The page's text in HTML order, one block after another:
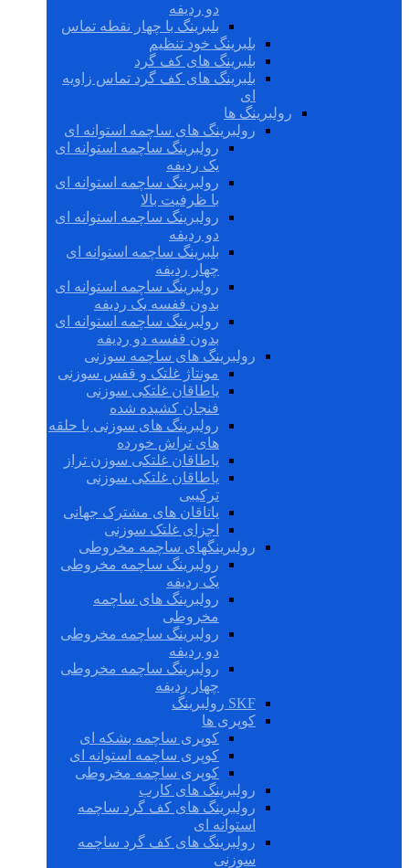
دو ردیفه
بلبرینگ با چهار نقطه تماس
بلبرینگ خود تنظیم
بلبرینگ های کف گرد
بلبرینگ های کف گرد تماس زاویه
ای
رولبرینگ ها
رولبرینگ های ساچمه استوانه ای
رولبرینگ ساچمه استوانه ای
یک ردیفه
رولبرینگ ساچمه استوانه ای
با ظرفیت بالا
رولبرینگ ساچمه استوانه ای
دو ردیفه
بلبرینگ ساچمه استوانه ای
چهار ردیفه
رولبرینگ ساچمه استوانه ای
بدون قفسه یک ردیفه
رولبرینگ ساچمه استوانه ای
بدون قفسه دو ردیفه
رولبرینگ های ساچمه سوزنی
مونتاژ غلتک و قفس سوزنی
یاطاقان غلتکی سوزنی
فنجان کشیده شده
رولبرینگ های سوزنی با حلقه
های تراش خورده
یاطاقان غلتکی سوزن تراز
یاطاقان غلتکی سوزنی
ترکیبی
یاتاقان های مشترک جهانی
اجزای غلتک سوزنی
رولبرینگهای ساچمه مخروطی
رولبرینگ ساچمه مخروطی
یک ردیفه
رولبرینگ های ساچمه
مخروطی
رولبرینگ ساچمه مخروطی
دو ردیفه
رولبرینگ ساچمه مخروطی
چهار ردیفه
SKF رولبرینگ
کوپری ها
کوپری ساچمه بشکه ای
کوپری ساچمه استوانه ای
کوپری ساچمه مخروطی
رولبرینگ های کارب
رولبرینگ های کف گرد ساچمه
استوانه ای
رولبرینگ های کف گرد ساچمه
سوزنی